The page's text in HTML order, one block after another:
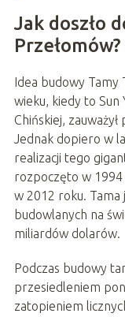
Jak doszło
Przełomów?
Idea budowy Tamy
wieku, kiedy to
Chińskiej,
Jednak dopiero w
realizacji tego
rozpoczęto w 1994
w 2012 roku.
budowlanych na
miliardów dolarów.
Podczas budowy
przesiedleniem
zatopieniem